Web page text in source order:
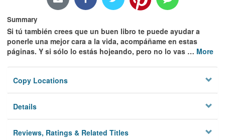
Summary
Si tú también crees que un buen libro te puede ayudar a
ponerle una mejor cara a la vida, acompáñame en estas
páginas. Y si sólo lo estás hojeando, pero no lo vas … More
Copy Locations
Details
Reviews, Ratings & Related Titles